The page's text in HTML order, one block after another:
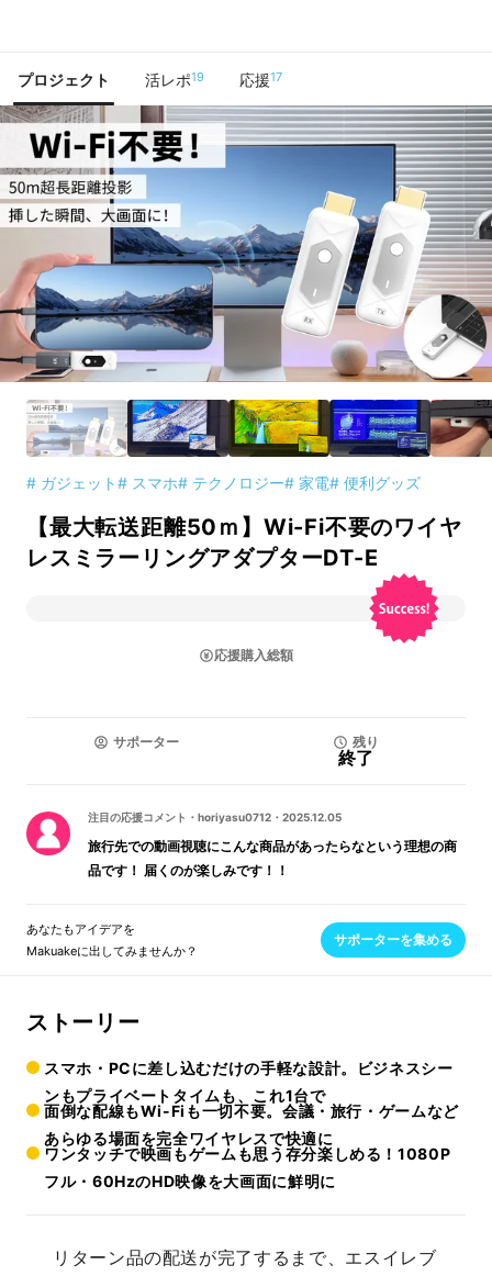
プロジェクト 活レポ19 応援17
# ガジェット# スマホ# テクノロジー# 家電# 便利グッズ
【最大転送距離50ｍ】Wi-Fi不要のワイヤ
レスミラーリングアダプターDT-E
応援購入総額
サポーター 残り
終了
注目の応援コメント ・ horiyasu0712 ・ 2025.12.05
旅行先での動画視聴にこんな商品があったらなという理想の商
品です！ 届くのが楽しみです！！
あなたもアイデアを
Makuakeに出してみませんか？
サポーターを集める
ストーリー
スマホ・PCに差し込むだけの手軽な設計。ビジネスシー
ンもプライベートタイムも、これ1台で
面倒な配線もWi-Fiも一切不要。会議・旅行・ゲームなど
あらゆる場面を完全ワイヤレスで快適に
ワンタッチで映画もゲームも思う存分楽しめる！1080P
フル・60HzのHD映像を大画面に鮮明に
リターン品の配送が完了するまで、エスイレブ